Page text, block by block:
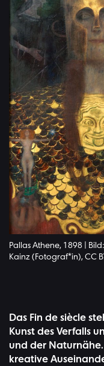
Pallas Athene, 1898 |
Kainz (Fotograf*in), CC
Das Fin de siècle
Kunst des Verfalls
und der
kreative